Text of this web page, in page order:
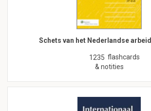
Schets van het Nederlandse
1235 flashcards
& notities